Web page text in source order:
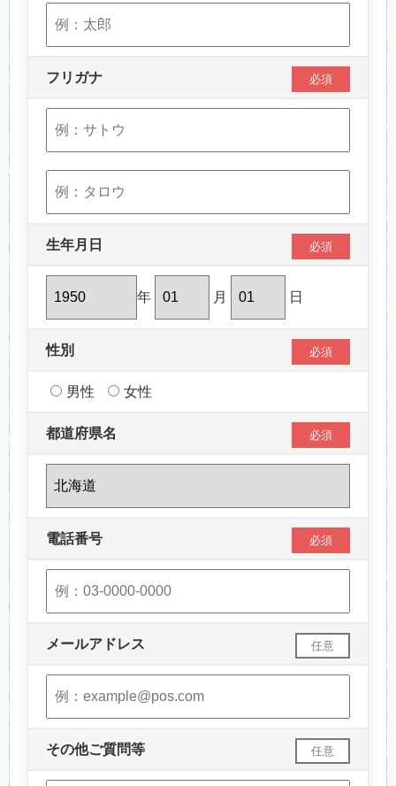
フリガナ 必須
生年月日 必須
年 月 日
性別 必須
男性 女性
都道府県名 必須
電話番号 必須
メールアドレス 任意
その他ご質問等 任意